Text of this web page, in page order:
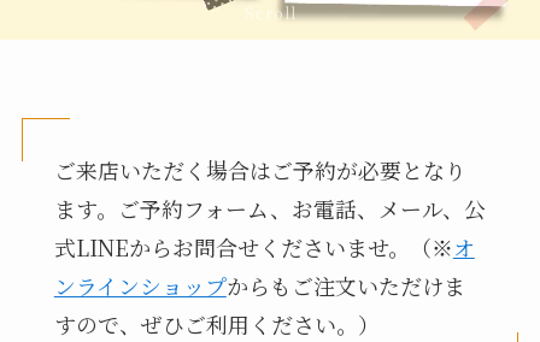
Scroll
ご来店いただく場合はご予約が必要となり
ます。ご予約フォーム、お電話、メール、公
式LINEからお問合せくださいませ。（※オ
ンラインショップからもご注文いただけま
すので、ぜひご利用ください。）